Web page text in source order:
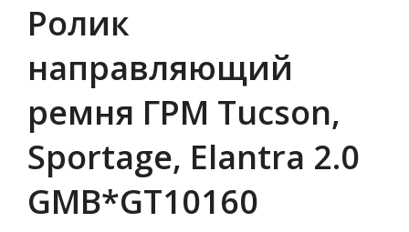
Ролик
направляющий
ремня ГРМ Tucson,
Sportage, Elantra 2.0
GMB*GT10160